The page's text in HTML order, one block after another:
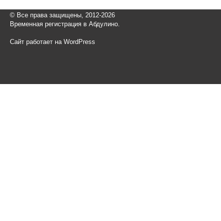
© Все права защищены, 2012-2026
Временная регистрация в Абдулино.
Сайт работает на WordPress